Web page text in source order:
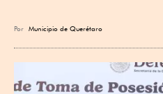
Por Municipio de Querétaro